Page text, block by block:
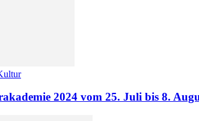
2024 vom 25. Juli bis 8.